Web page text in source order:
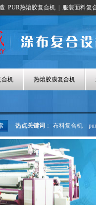
PUR热溶胶复合机 服装面料复
合机 热熔胶膜复合机
热点关键词 ： 布料复合机
热熔胶涂布机
热熔胶膜复合